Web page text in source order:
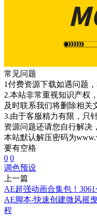
常见问题
1付费资源下载如遇问题
2.本站非常重视知识产权
及时联系我们将删除相关
3.由于客服精力有限，只
资源问题还请您自行解决
本站默认解压密码为
要有空格
0 0
调色预设
上一篇
AE超强动画合集包！3061
AE脚本-快速创建微风摇
程